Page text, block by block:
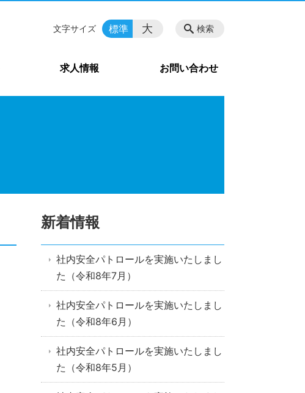
求人情報 お問い合わせ
検索
文字サイズ 標準 大
新着情報
社内安全パトロールを実施いたしまし
た（令和8年7月）
社内安全パトロールを実施いたしまし
た（令和8年6月）
社内安全パトロールを実施いたしまし
た（令和8年5月）